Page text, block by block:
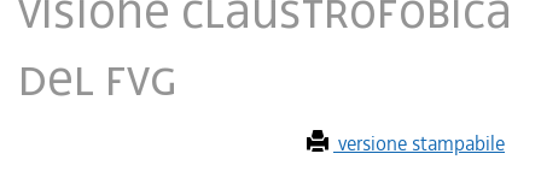
DEL FVG
versione stampabile